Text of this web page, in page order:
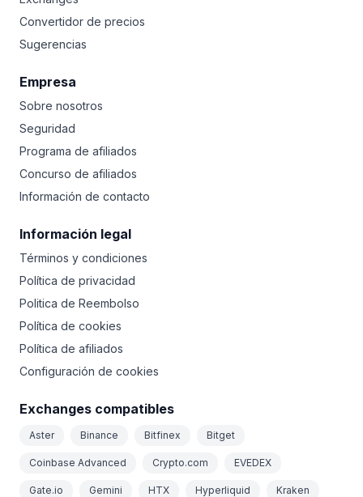
Convertidor de precios
Sugerencias
Empresa
Sobre nosotros
Seguridad
Programa de afiliados
Concurso de afiliados
Información de contacto
Información legal
Términos y condiciones
Política de privacidad
Politica de Reembolso
Política de cookies
Política de afiliados
Configuración de cookies
Exchanges compatibles
Aster Binance Bitfinex Bitget
Coinbase Advanced Crypto.com EVEDEX
Gate.io Gemini HTX Hyperliquid Kraken